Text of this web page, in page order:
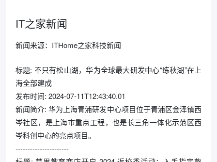
IT之家新闻
新闻来源：ITHome之家科技新闻
标题: 不只有松山湖，华为全球最大研发中心“练秋湖”在上
海全部建成
发布时间: 2024-07-11T12:43:40.01
新闻简介: 华为上海青浦研发中心项目位于青浦区金泽镇西
岑社区，是上海市重点工程，也是长三角一体化示范区西
岑科创中心的亮点项目。
----------------------